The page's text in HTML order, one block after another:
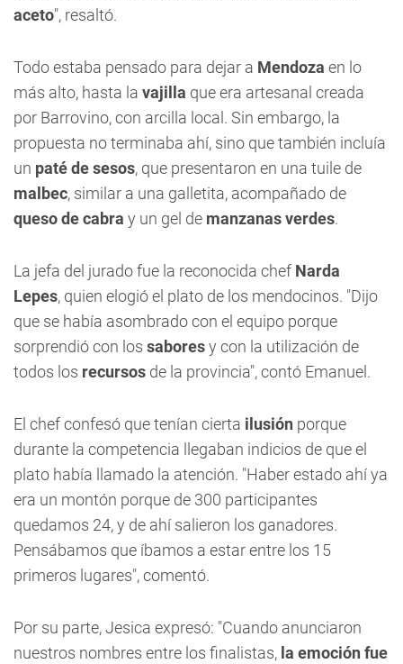
aceto", resaltó.
Todo estaba pensado para dejar a Mendoza en lo
más alto, hasta la vajilla que era artesanal creada
por Barrovino, con arcilla local. Sin embargo, la
propuesta no terminaba ahí, sino que también incluía
un paté de sesos, que presentaron en una tuile de
malbec, similar a una galletita, acompañado de
queso de cabra y un gel de manzanas verdes.
La jefa del jurado fue la reconocida chef Narda
Lepes, quien elogió el plato de los mendocinos. "Dijo
que se había asombrado con el equipo porque
sorprendió con los saboresy con la utilización de
todos los recursos de la provincia", contó Emanuel.
El chef confesó que tenían cierta ilusión porque
durante la competencia llegaban indicios de que el
plato había llamado la atención. "Haber estado ahí ya
era un montón porque de 300 participantes
quedamos 24, y de ahí salieron los ganadores.
Pensábamos que íbamos a estar entre los 15
primeros lugares", comentó.
Por su parte, Jesica expresó: "Cuando anunciaron
nuestros nombres entre los finalistas, la emoción fue